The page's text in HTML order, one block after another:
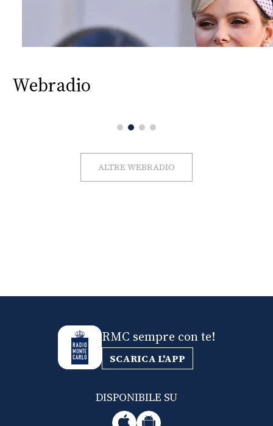
Webradio
ALTRE WEBRADIO
RMC sempre con te!
SCARICA L'APP
DISPONIBILE SU